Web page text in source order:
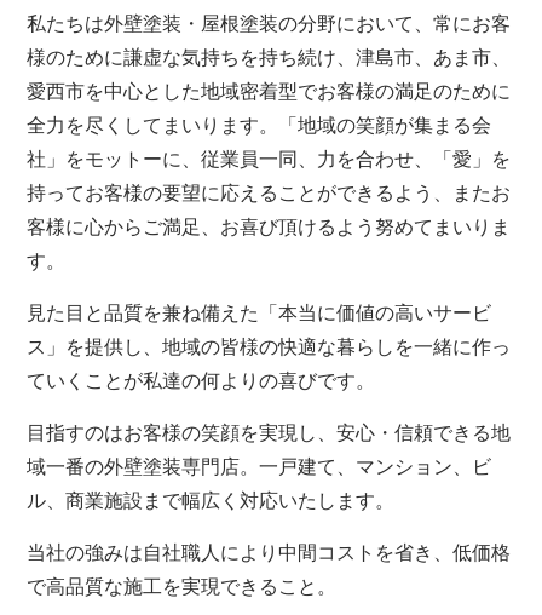
私たちは外壁塗装・屋根塗装の分野において、常にお客
様のために謙虚な気持ちを持ち続け、津島市、あま市、
愛西市を中心とした地域密着型でお客様の満足のために
全力を尽くしてまいります。「地域の笑顔が集まる会
社」をモットーに、従業員一同、力を合わせ、「愛」を
持ってお客様の要望に応えることができるよう、またお
客様に心からご満足、お喜び頂けるよう努めてまいりま
す。
見た目と品質を兼ね備えた「本当に価値の高いサービ
ス」を提供し、地域の皆様の快適な暮らしを一緒に作っ
ていくことが私達の何よりの喜びです。
目指すのはお客様の笑顔を実現し、安心・信頼できる地
域一番の外壁塗装専門店。一戸建て、マンション、ビ
ル、商業施設まで幅広く対応いたします。
当社の強みは自社職人により中間コストを省き、低価格
で高品質な施工を実現できること。